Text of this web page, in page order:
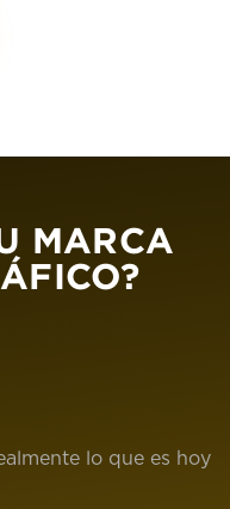
MARCA
lo que es hoy